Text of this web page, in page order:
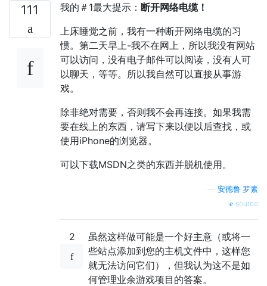
111 我的＃1最大提示： 断开网络电缆！
上床睡觉之前，我有一种断开网络电缆的习
惯。第二天早上-我不在网上，所以我没有网站
可以访问，没有电子邮件可以阅读，没有人可
以聊天，等等。所以我自然可以直接从事游
戏。
除非绝对需要，否则我不会再连接。如果我需
要在线上的东西，请写下来以便以后查找，或
使用iPhone的浏览器。
可以下载MSDN之类的东西并脱机使用。
安德鲁·罗素
source
2
虽然这样做可能是一个好主意（或将一
些站点添加到您的主机文件中，这样您
就无法访问它们），但我认为这不是如
何管理业余游戏项目的答案。